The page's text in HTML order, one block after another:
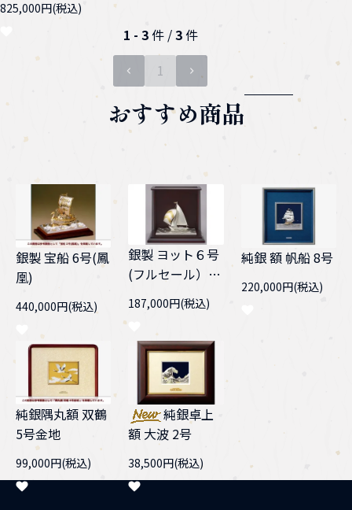
825,000円(税込)
1 - 3件 /3件
1ページ目
おすすめ商品
銀製 宝船 6号(鳳
凰)
440,000円(税込)
銀製 ヨット６号
(フルセール）
スロープケース
187,000円(税込)
純銀 額 帆船 8号
220,000円(税込)
純銀隅丸額 双鶴
5号金地
99,000円(税込)
純銀卓上
額 大波 2号
38,500円(税込)